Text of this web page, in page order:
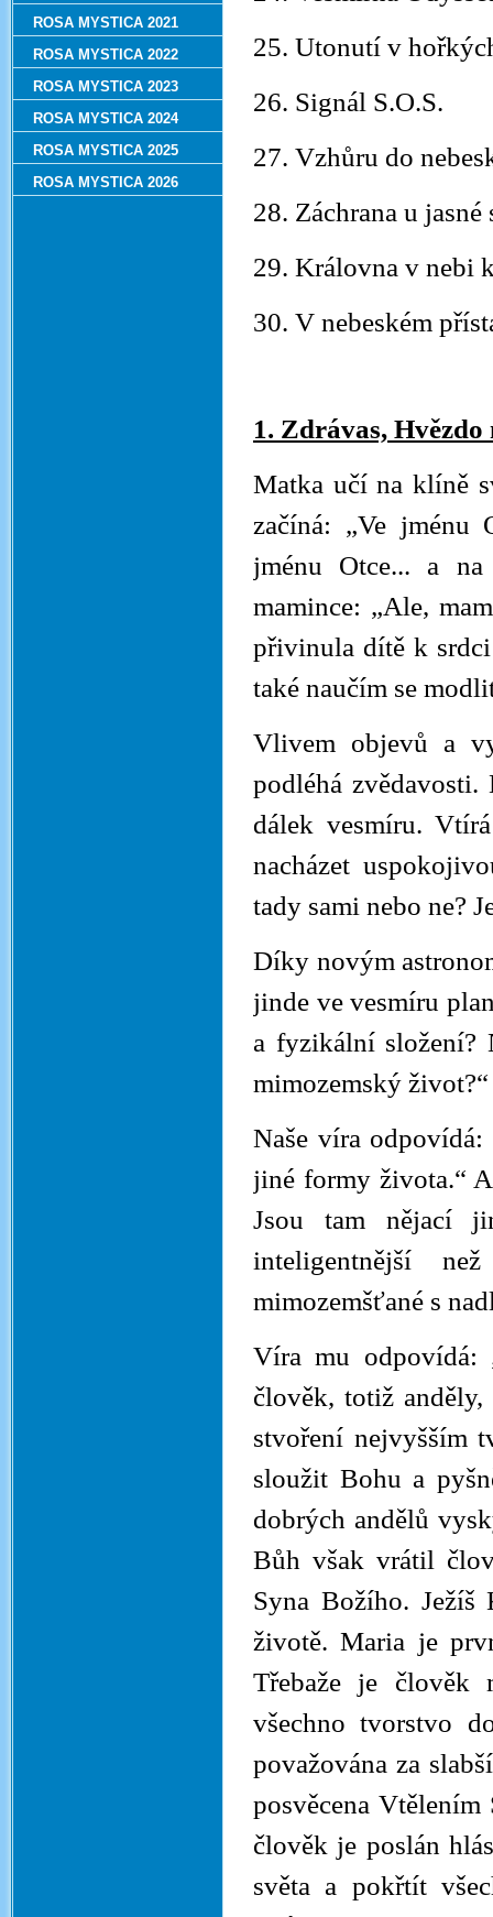
25. Utonutí v
26. Signál S.O.S.
27. Vzhůru do
28. Záchrana u jasné
29. Královna v nebi
30. V nebeském
1. Zdrávas, Hvězdo
Matka učí na klíně
začíná: „Ve jménu
jménu Otce... a
mamince: „Ale,
přivinula dítě k
také naučím se
Vlivem objevů a
podléhá
dálek vesmíru.
nacházet
tady sami nebo ne?
Díky novým
jinde ve vesmíru
a fyzikální složení?
mimozemský život?“
Naše víra
jiné formy života.“
Jsou tam nějací
inteligentnější
mimozemšťané s
Víra mu odpovídá:
člověk, totiž
stvoření nejvyšším
sloužit Bohu a
dobrých andělů
Bůh však vrátil
Syna Božího. Ježíš
životě. Maria je
Třebaže je člověk
všechno tvorstvo
považována za
posvěcena
člověk je poslán
světa a pokřtít
ROSA MYSTICA 2021
ROSA MYSTICA 2022
ROSA MYSTICA 2023
ROSA MYSTICA 2024
ROSA MYSTICA 2025
ROSA MYSTICA 2026